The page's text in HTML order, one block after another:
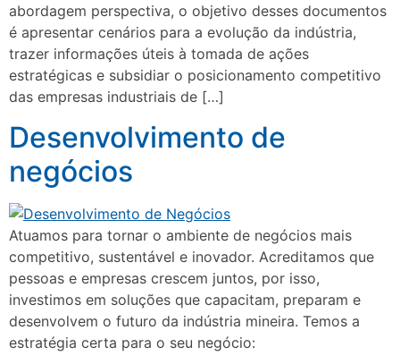
abordagem perspectiva, o objetivo desses documentos
é apresentar cenários para a evolução da indústria,
trazer informações úteis à tomada de ações
estratégicas e subsidiar o posicionamento competitivo
das empresas industriais de […]
Desenvolvimento de
negócios
Atuamos para tornar o ambiente de negócios mais
competitivo, sustentável e inovador. Acreditamos que
pessoas e empresas crescem juntos, por isso,
investimos em soluções que capacitam, preparam e
desenvolvem o futuro da indústria mineira. Temos a
estratégia certa para o seu negócio: